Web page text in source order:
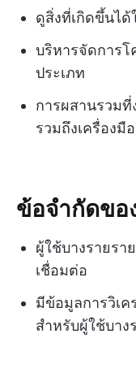
ดูสิ่งที่เกิดขึ้นไ
บริหารจัดการโ
ประเภท
การผสานรวม
รวมถึงเครื่องมื
ข้อจำกัดขอ
ผู้ใช้บางรายรา
เชื่อมต่อ
มีข้อมูลการวิเ
สำหรับผู้ใช้บาง